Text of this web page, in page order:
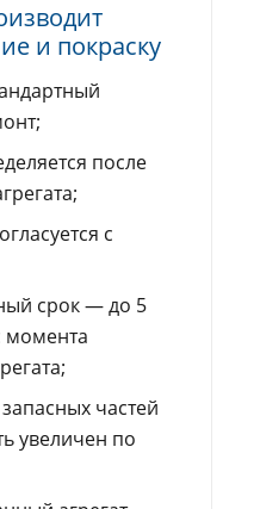
и покраску
после
с
срок — до 5
момента
частей
увеличен по